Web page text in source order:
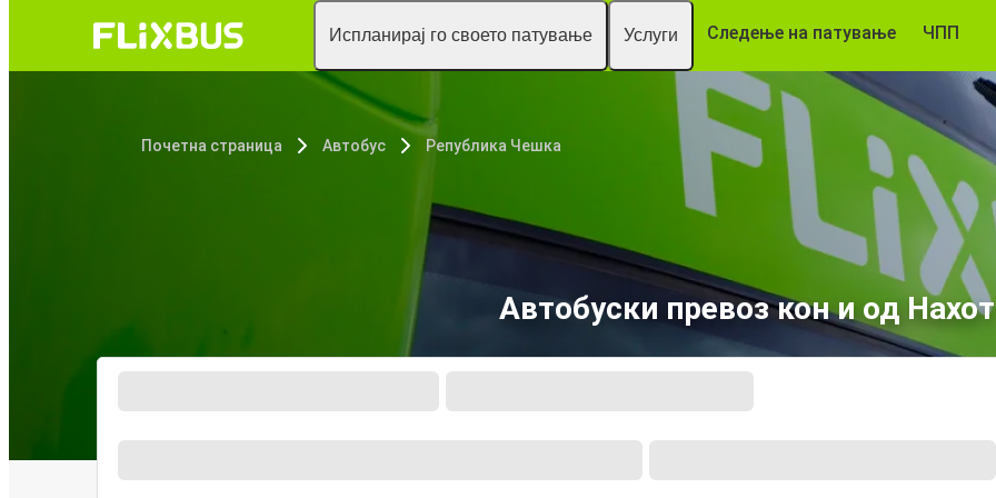
Испланирај го своето патување Услуги Следење на патување ЧПП
Почетна страница Автобус Република Чешка
Автобуски превоз кон и од Нахот